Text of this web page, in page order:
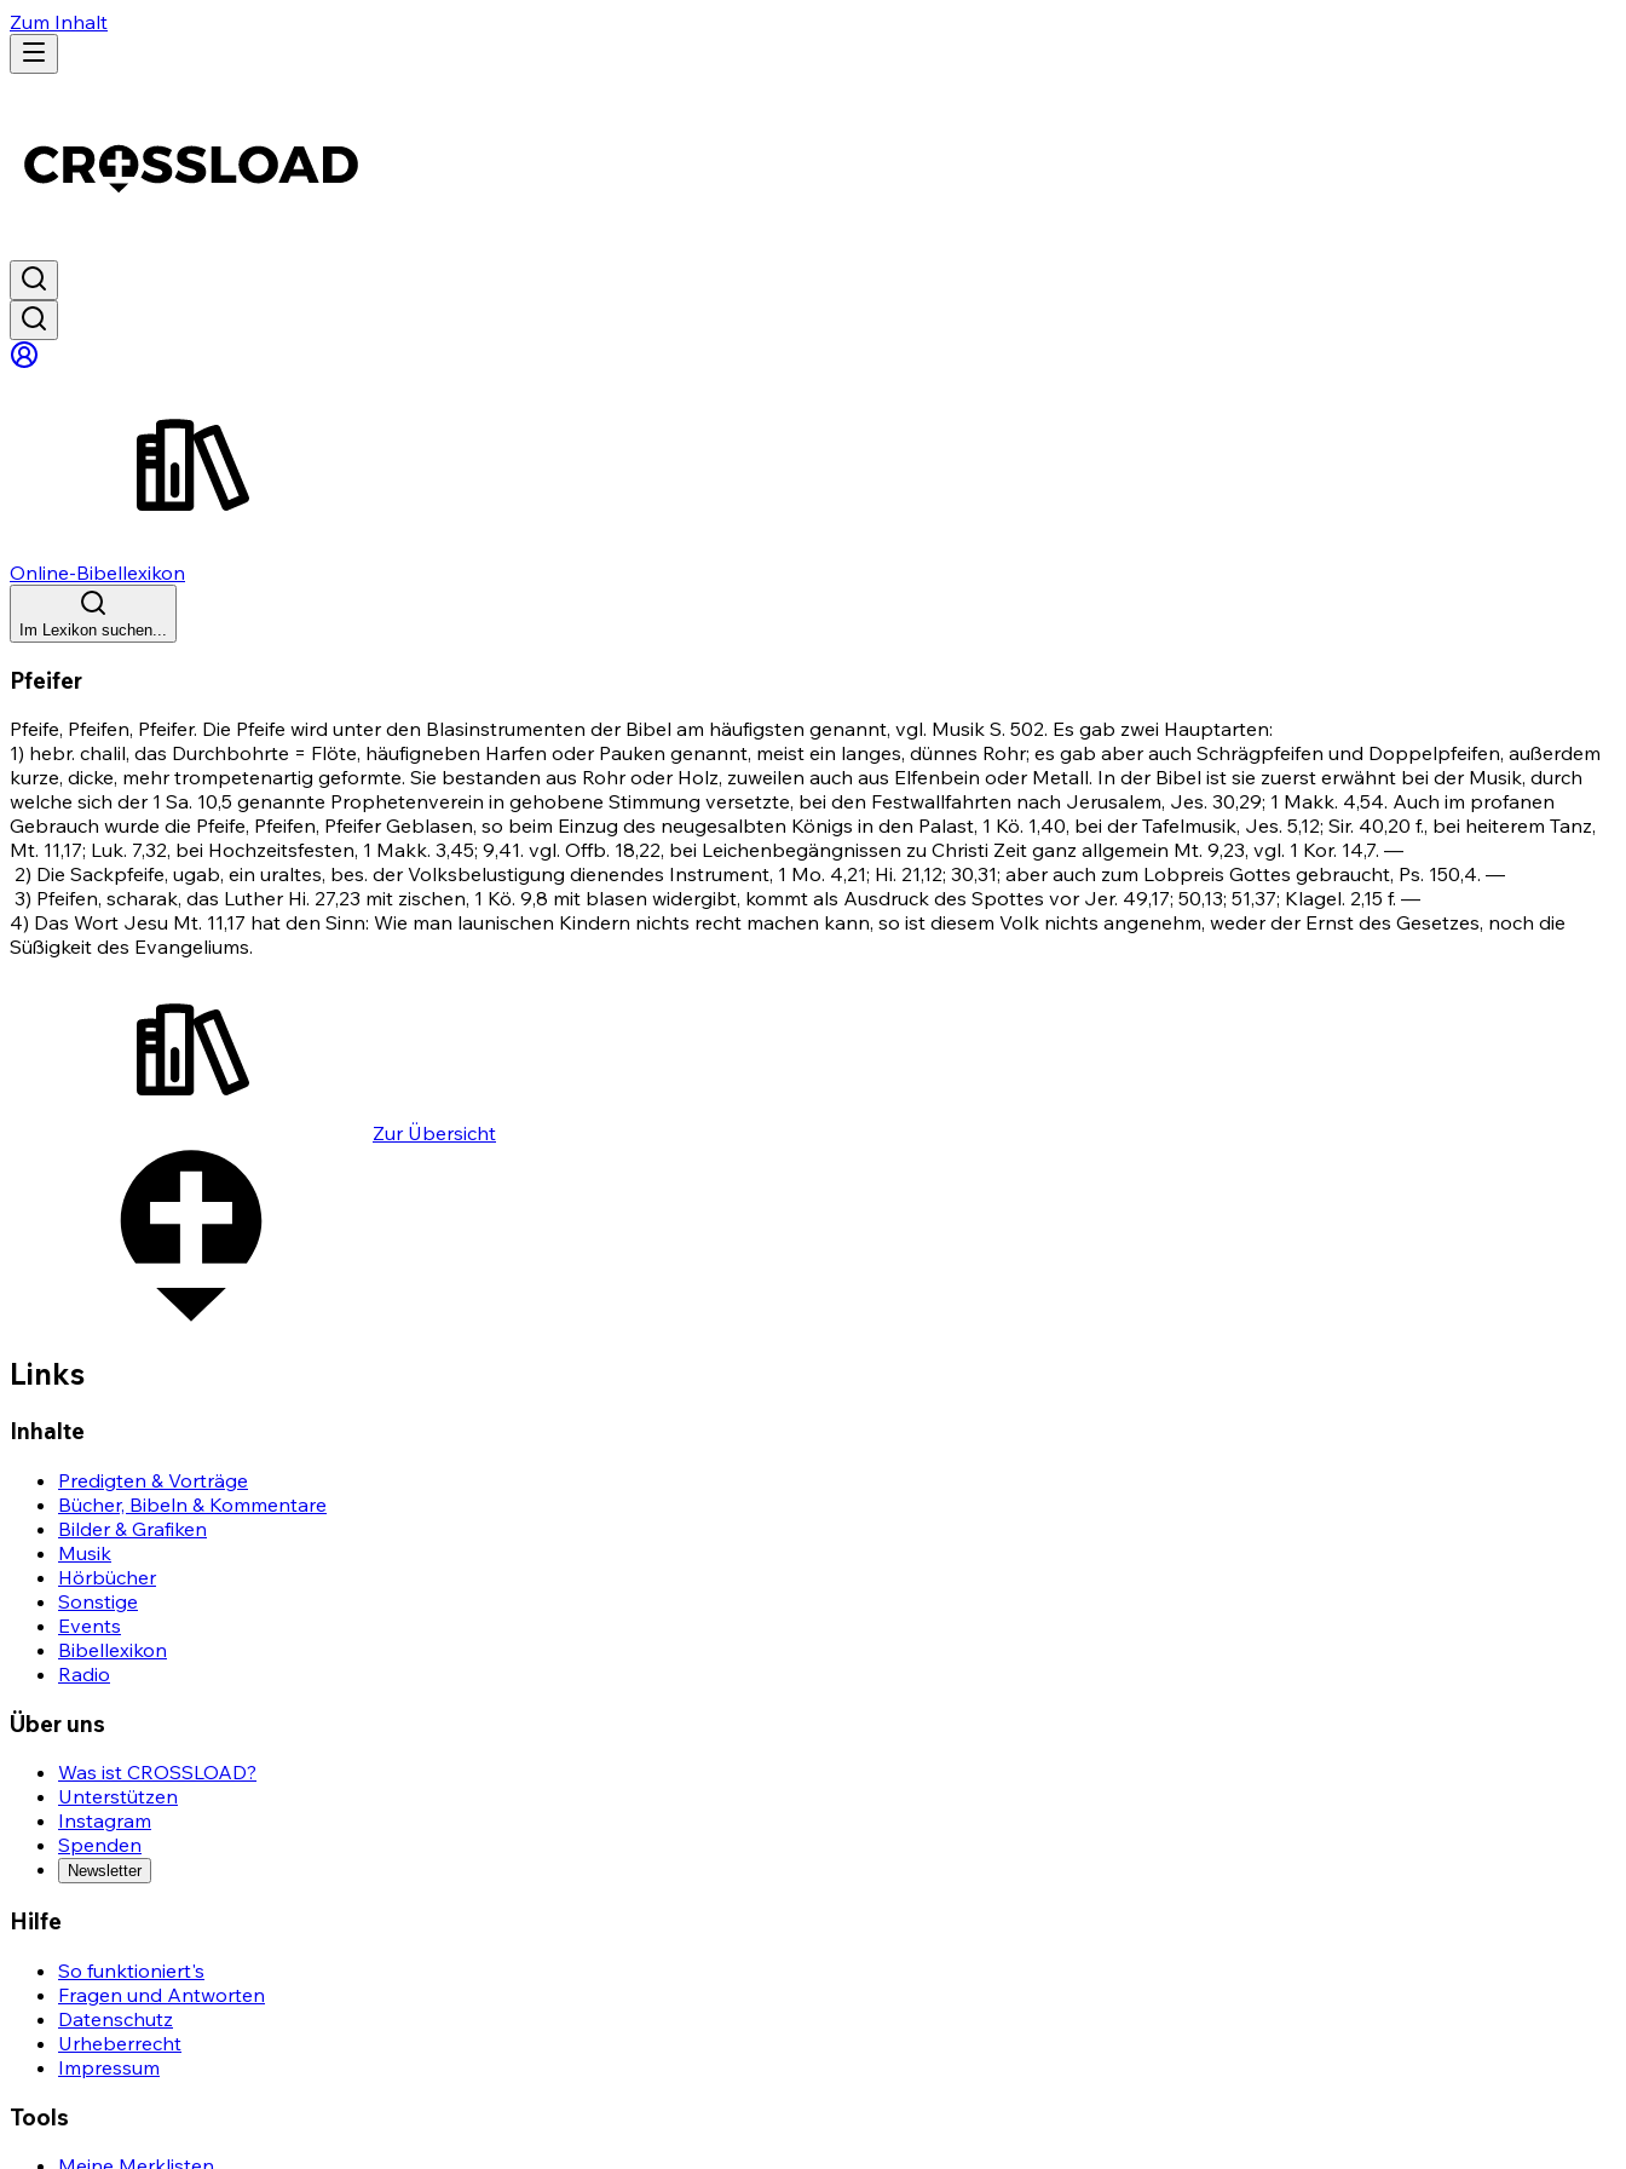
Zum Inhalt
Online-Bibellexikon
Im Lexikon suchen...
Pfeifer
Pfeife, Pfeifen, Pfeifer. Die Pfeife wird unter den Blasinstrumenten der Bibel am häufigsten genannt, vgl. Musik S. 502. Es gab zwei Hauptarten:
1) hebr. chalil, das Durchbohrte = Flöte, häufigneben Harfen oder Pauken genannt, meist ein langes, dünnes Rohr; es gab aber auch Schrägpfeifen und Doppelpfeifen, außerdem
kurze, dicke, mehr trompetenartig geformte. Sie bestanden aus Rohr oder Holz, zuweilen auch aus Elfenbein oder Metall. In der Bibel ist sie zuerst erwähnt bei der Musik, durch
welche sich der 1 Sa. 10,5 genannte Prophetenverein in gehobene Stimmung versetzte, bei den Festwallfahrten nach Jerusalem, Jes. 30,29; 1 Makk. 4,54. Auch im profanen
Gebrauch wurde die Pfeife, Pfeifen, Pfeifer Geblasen, so beim Einzug des neugesalbten Königs in den Palast, 1 Kö. 1,40, bei der Tafelmusik, Jes. 5,12; Sir. 40,20 f., bei heiterem Tanz,
Mt. 11,17; Luk. 7,32, bei Hochzeitsfesten, 1 Makk. 3,45; 9,41. vgl. Offb. 18,22, bei Leichenbegängnissen zu Christi Zeit ganz allgemein Mt. 9,23, vgl. 1 Kor. 14,7. —
2) Die Sackpfeife, ugab, ein uraltes, bes. der Volksbelustigung dienendes Instrument, 1 Mo. 4,21; Hi. 21,12; 30,31; aber auch zum Lobpreis Gottes gebraucht, Ps. 150,4. —
3) Pfeifen, scharak, das Luther Hi. 27,23 mit zischen, 1 Kö. 9,8 mit blasen widergibt, kommt als Ausdruck des Spottes vor Jer. 49,17; 50,13; 51,37; Klagel. 2,15 f. —
4) Das Wort Jesu Mt. 11,17 hat den Sinn: Wie man launischen Kindern nichts recht machen kann, so ist diesem Volk nichts angenehm, weder der Ernst des Gesetzes, noch die
Süßigkeit des Evangeliums.
Zur Übersicht
Links
Inhalte
Predigten & Vorträge
Bücher, Bibeln & Kommentare
Bilder & Grafiken
Musik
Hörbücher
Sonstige
Events
Bibellexikon
Radio
Über uns
Was ist CROSSLOAD?
Unterstützen
Instagram
Spenden
Newsletter
Hilfe
So funktioniert's
Fragen und Antworten
Datenschutz
Urheberrecht
Impressum
Tools